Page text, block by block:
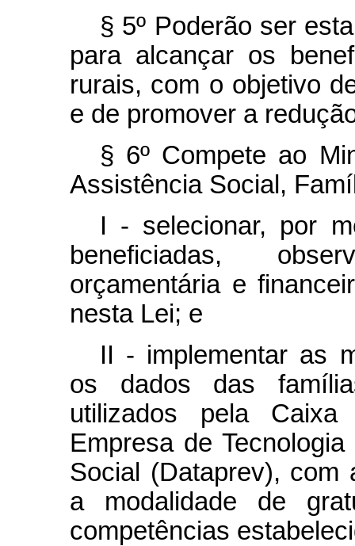
§ 5º Poderão ser
para alcançar os
rurais, com o objetivo
e de promover a
§ 6º Compete ao
Assistência Social,
I - selecionar, por
beneficiadas,
orçamentária e
nesta Lei; e
II - implementar as
os dados das
utilizados pela
Empresa de
Social (Dataprev), com
a modalidade de
competências